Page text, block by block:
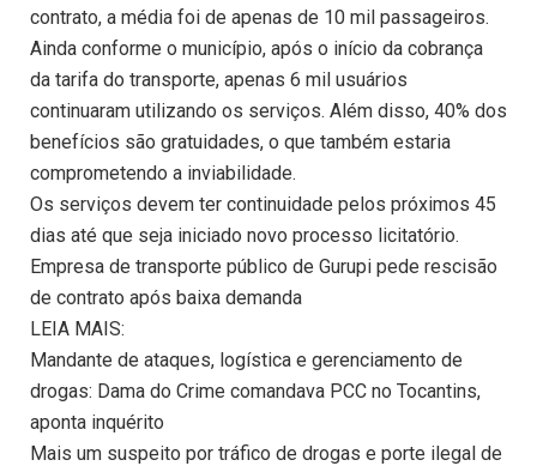
contrato, a média foi de apenas de 10 mil passageiros.
Ainda conforme o município, após o início da cobrança
da tarifa do transporte, apenas 6 mil usuários
continuaram utilizando os serviços. Além disso, 40% dos
benefícios são gratuidades, o que também estaria
comprometendo a inviabilidade.
Os serviços devem ter continuidade pelos próximos 45
dias até que seja iniciado novo processo licitatório.
Empresa de transporte público de Gurupi pede rescisão
de contrato após baixa demanda
LEIA MAIS:
Mandante de ataques, logística e gerenciamento de
drogas: Dama do Crime comandava PCC no Tocantins,
aponta inquérito
Mais um suspeito por tráfico de drogas e porte ilegal de